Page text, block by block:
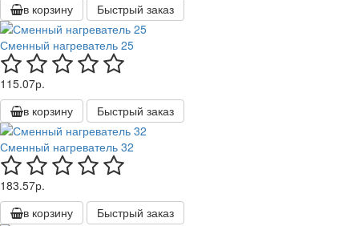
в корзину
Быстрый заказ
Сменный нагреватель 25
115.07р.
в корзину
Быстрый заказ
Сменный нагреватель 32
183.57р.
в корзину
Быстрый заказ